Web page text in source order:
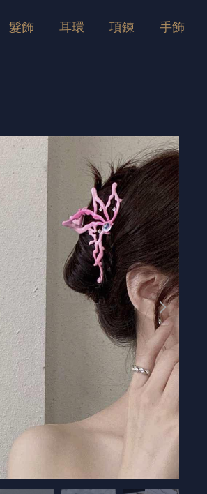
髮飾 耳環 項鍊 手飾